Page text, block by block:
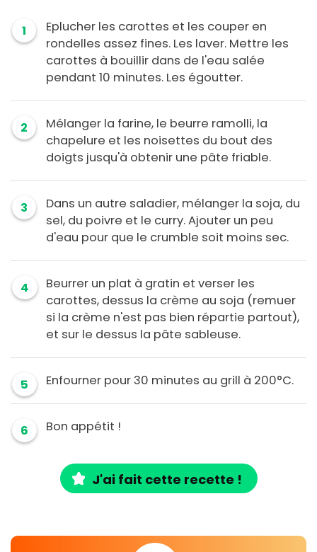
1
Eplucher les carottes et les couper en
rondelles assez fines. Les laver. Mettre les
carottes à bouillir dans de l'eau salée
pendant 10 minutes. Les égoutter.
2
Mélanger la farine, le beurre ramolli, la
chapelure et les noisettes du bout des
doigts jusqu'à obtenir une pâte friable.
3
Dans un autre saladier, mélanger la soja, du
sel, du poivre et le curry. Ajouter un peu
d'eau pour que le crumble soit moins sec.
4
Beurrer un plat à gratin et verser les
carottes, dessus la crème au soja (remuer
si la crème n'est pas bien répartie partout),
et sur le dessus la pâte sableuse.
5 Enfourner pour 30 minutes au grill à 200°C.
6 Bon appétit !
J'ai fait cette recette !